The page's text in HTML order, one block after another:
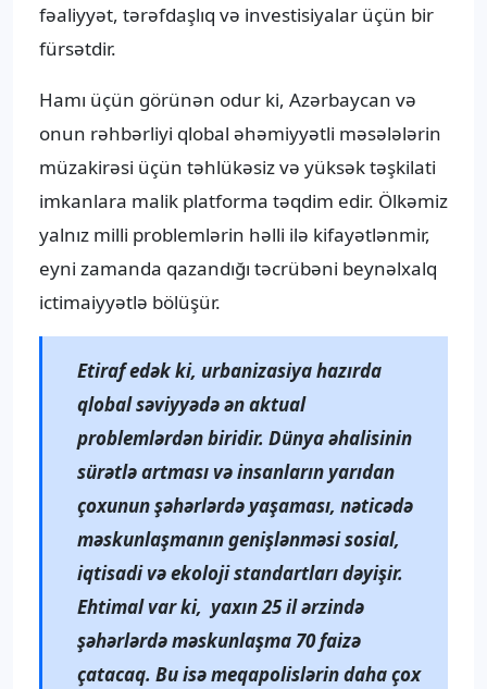
fəaliyyət, tərəfdaşlıq və investisiyalar üçün bir
fürsətdir.
Hamı üçün görünən odur ki, Azərbaycan və
onun rəhbərliyi qlobal əhəmiyyətli məsələlərin
müzakirəsi üçün təhlükəsiz və yüksək təşkilati
imkanlara malik platforma təqdim edir. Ölkəmiz
yalnız milli problemlərin həlli ilə kifayətlənmir,
eyni zamanda qazandığı təcrübəni beynəlxalq
ictimaiyyətlə bölüşür.
Etiraf edək ki, urbanizasiya hazırda
qlobal səviyyədə ən aktual
problemlərdən biridir. Dünya əhalisinin
sürətlə artması və insanların yarıdan
çoxunun şəhərlərdə yaşaması, nəticədə
məskunlaşmanın genişlənməsi sosial,
iqtisadi və ekoloji standartları dəyişir.
Ehtimal var ki, yaxın 25 il ərzində
şəhərlərdə məskunlaşma 70 faizə
çatacaq. Bu isə meqapolislərin daha çox